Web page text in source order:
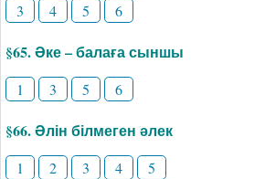
3 4 5 6
§65. Әке – балаға сыншы
1 3 5 6
§66. Әлін білмеген әлек
1 2 3 4 5